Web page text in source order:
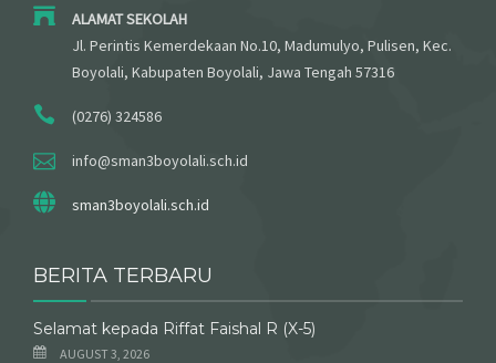
ALAMAT SEKOLAH
Jl. Perintis Kemerdekaan No.10, Madumulyo, Pulisen, Kec.
Boyolali, Kabupaten Boyolali, Jawa Tengah 57316
(0276) 324586
info@sman3boyolali.sch.id
sman3boyolali.sch.id
BERITA TERBARU
Selamat kepada Riffat Faishal R (X-5)
AUGUST 3, 2026